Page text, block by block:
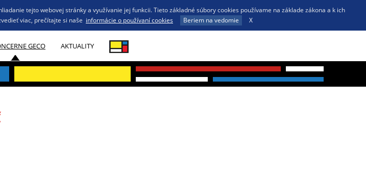
tejto webovej stránky a využívanie jej funkcii. Tieto základné súbory cookies používame na základe zákona a k ich
viac, prečítajte si naše informácie o používaní cookies Beriem na vedomie X
GECO AKTUALITY